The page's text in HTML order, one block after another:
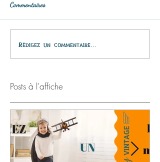
Commentaires
Rédigez un commentaire...
Posts à l'affiche